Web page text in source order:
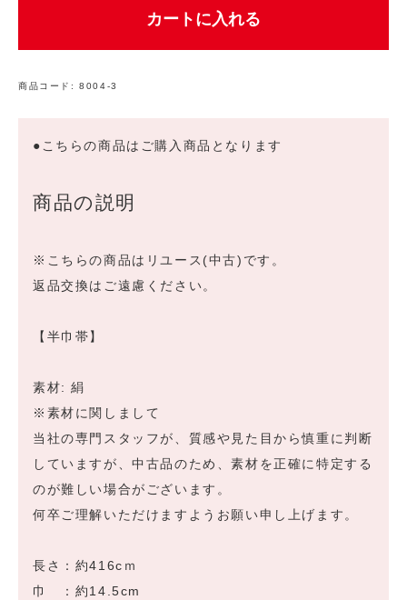
カートに入れる
商品コード:8004-3
●こちらの商品はご購入商品となります
商品の説明
※こちらの商品はリユース(中古)です。
返品交換はご遠慮ください。
【半巾帯】
素材: 絹
※素材に関しまして
当社の専門スタッフが、質感や見た目から慎重に判断
していますが、中古品のため、素材を正確に特定する
のが難しい場合がございます。
何卒ご理解いただけますようお願い申し上げます。
長さ：約416cｍ
巾 ：約14.5cm